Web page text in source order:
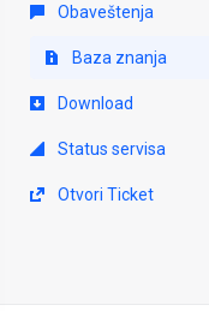
Obaveštenja
Baza znanja
Download
Status servisa
Otvori Ticket